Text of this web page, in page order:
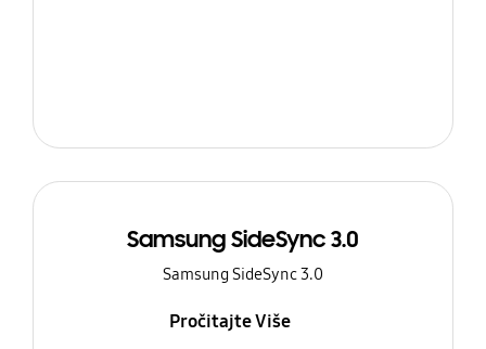
Samsung SideSync 3.0
Samsung SideSync 3.0
Pročitajte Više